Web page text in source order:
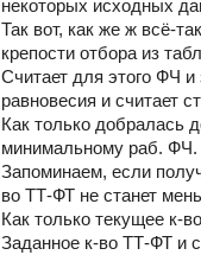
некоторых исходных
Так вот, как же ж всё-
крепости отбора из
Считает для этого ФЧ
равновесия и считает
Как только добралась
минимальному раб. ФЧ.
Запоминаем, если
во ТТ-ФТ не станет
Как только текущее к-
Заданное к-во ТТ-ФТ и